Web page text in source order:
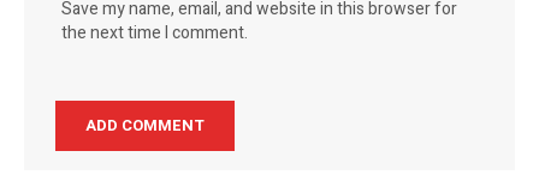
Save my name, email, and website in this browser for
the next time I comment.